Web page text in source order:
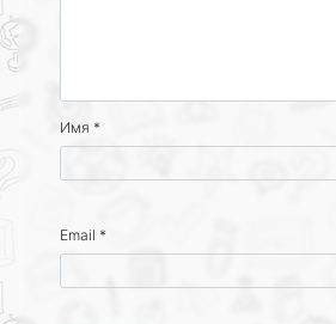
Имя *
Email *